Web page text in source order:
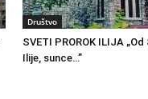
Društvo
SVETI PROROK ILIJA
Ilije, sunce…”